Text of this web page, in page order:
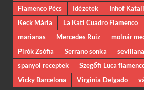
Flamenco Pécs
Idézetek Inhof
Keck Mária
La Kati Cuadro Flamenco
marianas
Mercedes Ruiz molnár
Pirók Zsófia
Serrano sonka
spanyol receptek
Szegőfi Luca
Vicky Barcelona
Virginia Delgado